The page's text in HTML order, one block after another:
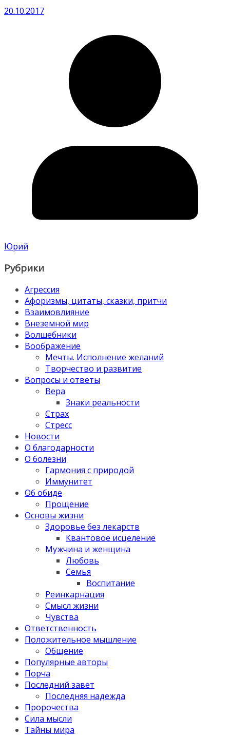
20.10.2017
Юрий
Рубрики
Агрессия
Афоризмы, цитаты, сказки, притчи
Взаимовлияние
Внеземной мир
Волшебники
Воображение
Мечты. Исполнение желаний
Творчество и развитие
Вопросы и ответы
Вера
Знаки реальности
Страх
Стресс
Новости
О благодарности
О болезни
Гармония с природой
Иммунитет
Об обиде
Прощение
Основы жизни
Здоровье без лекарств
Квантовое исцеление
Мужчина и женщина
Любовь
Семья
Воспитание
Реинкарнация
Смысл жизни
Чувства
Ответственность
Положительное мышление
Общение
Популярные авторы
Порча
Последний завет
Последняя надежда
Пророчества
Сила мысли
Тайны мира